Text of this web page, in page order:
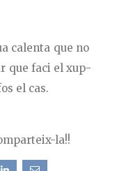
calenta que no
que faci el xup-
el cas.
la!!